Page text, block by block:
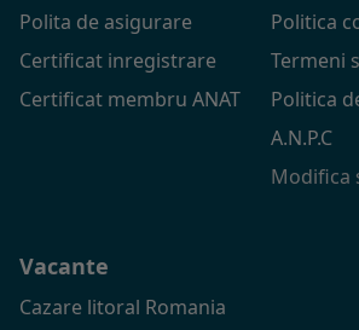
Polita de asigurare
Certificat inregistrare
Certificat membru ANAT
Politica
Termeni
Politica
A.N.P.C
Modifica
Vacante
Cazare litoral Romania